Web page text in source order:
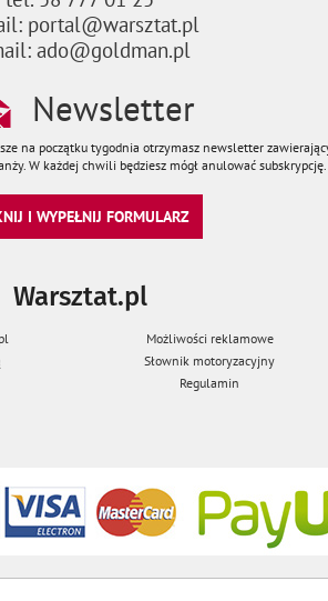
portal@warsztat.pl
ado@goldman.pl
Newsletter
na początku tygodnia otrzymasz newsletter
W każdej chwili będziesz mógł anulować subskrypcję.
I WYPEŁNIJ FORMULARZ
Warsztat.pl
Możliwości reklamowe
Słownik motoryzacyjny
Regulamin